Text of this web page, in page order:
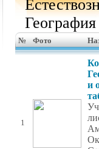
География
№ Фото
1
и